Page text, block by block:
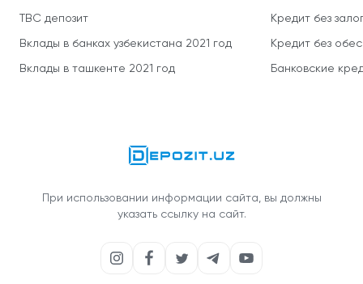
TBC депозит
Вклады в банках узбекистана 2021 год
Вклады в ташкенте 2021 год
Кредит без
Кредит без
Банковские
При использовании информации сайта, вы должны
указать ссылку на сайт.